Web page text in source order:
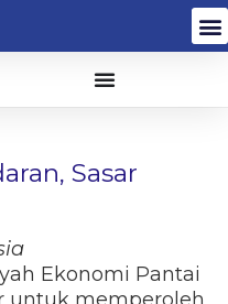
Sasar
Ekonomi Pantai